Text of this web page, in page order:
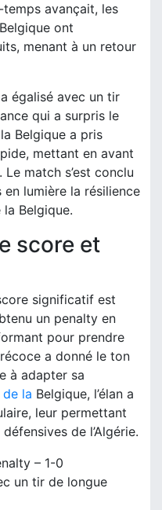
avançait, les
ont
menant à un retour
égalisé avec un tir
qui a surpris le
Belgique a pris
mettant en avant
match s’est conclu
lumière la résilience
Belgique.
score et
significatif est
un penalty en
pour prendre
a donné le ton
à adapter sa
de la Belgique, l’élan a
leur permettant
de l’Algérie.
– 1-0
un tir de longue